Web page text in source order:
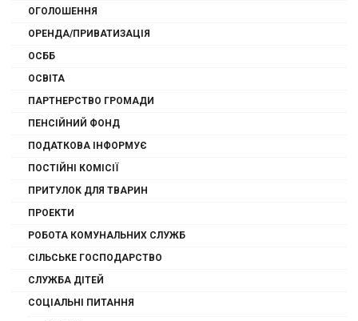
ОГОЛОШЕННЯ
ОРЕНДА/ПРИВАТИЗАЦІЯ
ОСББ
ОСВІТА
ПАРТНЕРСТВО ГРОМАДИ
ПЕНСІЙНИЙ ФОНД
ПОДАТКОВА ІНФОРМУЄ
ПОСТІЙНІ КОМІСІЇ
ПРИТУЛОК ДЛЯ ТВАРИН
ПРОЕКТИ
РОБОТА КОМУНАЛЬНИХ СЛУЖБ
СІЛЬСЬКЕ ГОСПОДАРСТВО
СЛУЖБА ДІТЕЙ
СОЦІАЛЬНІ ПИТАННЯ